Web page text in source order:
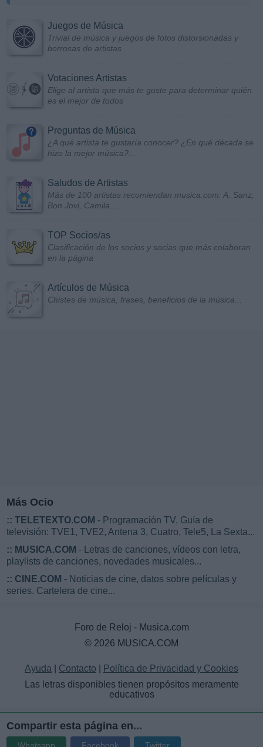
Juegos de Música
Trivial de música y juegos de fotos distorsionadas y
borrosas de artistas
Votaciones Artistas
Elige al artista que más te guste para determinar quién
es el mejor de todos
Preguntas de Música
¿A qué artista te gustaría conocer? ¿En qué década se
hizo la mejor música?...
Saludos de Artistas
Más de 100 artistas recomiendan musica.com: A. Sanz,
Bon Jovi, Camila...
TOP Socios/as
Clasificación de los socios y socias que más colaboran
en la página
Artículos de Música
Chistes de música, frases, beneficios de la música...
Más Ocio
:: TELETEXTO.COM - Programación TV. Guía de
televisión: TVE1, TVE2, Antena 3, Cuatro, Tele5, La Sexta...
:: MUSICA.COM - Letras de canciones, vídeos con letra,
playlists de canciones, novedades musicales...
:: CINE.COM - Noticias de cine, datos sobre películas y
series. Cartelera de cine...
Foro de Reloj - Musica.com
© 2026 MUSICA.COM
Ayuda Contacto
Política de Privacidad y Cookies
Las letras disponibles tienen propósitos meramente
educativos
Compartir esta página en...